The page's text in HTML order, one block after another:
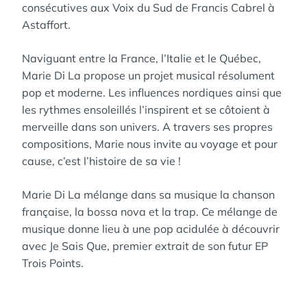
consécutives aux Voix du Sud de Francis Cabrel à
Astaffort.
Naviguant entre la France, l’Italie et le Québec,
Marie Di La propose un projet musical résolument
pop et moderne. Les influences nordiques ainsi que
les rythmes ensoleillés l’inspirent et se côtoient à
merveille dans son univers. A travers ses propres
compositions, Marie nous invite au voyage et pour
cause, c’est l’histoire de sa vie !
Marie Di La mélange dans sa musique la chanson
française, la bossa nova et la trap. Ce mélange de
musique donne lieu à une pop acidulée à découvrir
avec Je Sais Que, premier extrait de son futur EP
Trois Points.